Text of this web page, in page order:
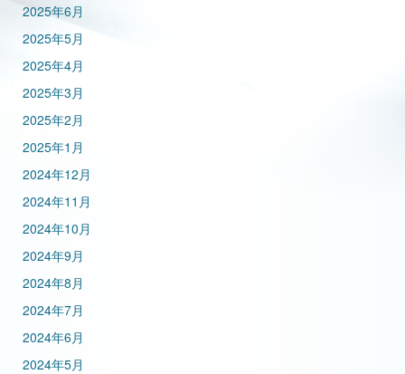
2025年6月
2025年5月
2025年4月
2025年3月
2025年2月
2025年1月
2024年12月
2024年11月
2024年10月
2024年9月
2024年8月
2024年7月
2024年6月
2024年5月